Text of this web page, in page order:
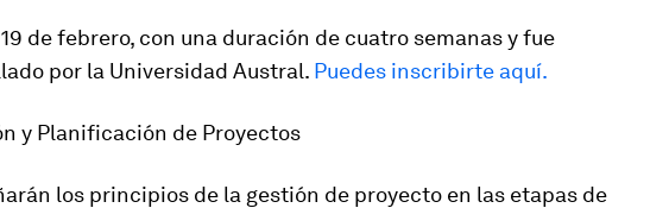
de febrero, con una duración de cuatro semanas y fue
por la Universidad Austral. Puedes inscribirte aquí.
y Planificación de Proyectos
los principios de la gestión de proyecto en las etapas de